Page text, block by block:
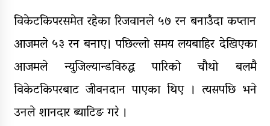
विकेटकिपरसमेत रहेका रिजवानले ५७ रन बनाउँदा कप्तान
आजमले ५३ रन बनाए। पछिल्लो समय लयबाहिर देखिएका
आजमले न्युजिल्यान्डविरुद्ध पारिको चौथो बलमै
विकेटकिपरबाट जीवनदान पाएका थिए । त्यसपछि भने
उनले शानदार ब्याटिङ गरे ।